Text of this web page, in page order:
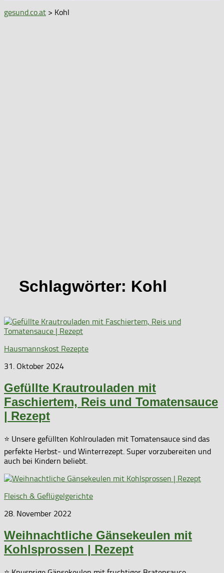
gesund.co.at > Kohl
Schlagwörter: Kohl
Hausmannskost Rezepte
31. Oktober 2024
Gefüllte Krautrouladen mit
Faschiertem, Reis und Tomatensauce
| Rezept
⭐ Unsere gefüllten Kohlrouladen mit Tomatensauce sind das
perfekte Herbst- und Winterrezept. Super vorzubereiten und
auch bei Kindern beliebt.
Fleisch & Geflügelgerichte
28. November 2022
Weihnachtliche Gänsekeulen mit
Kohlsprossen | Rezept